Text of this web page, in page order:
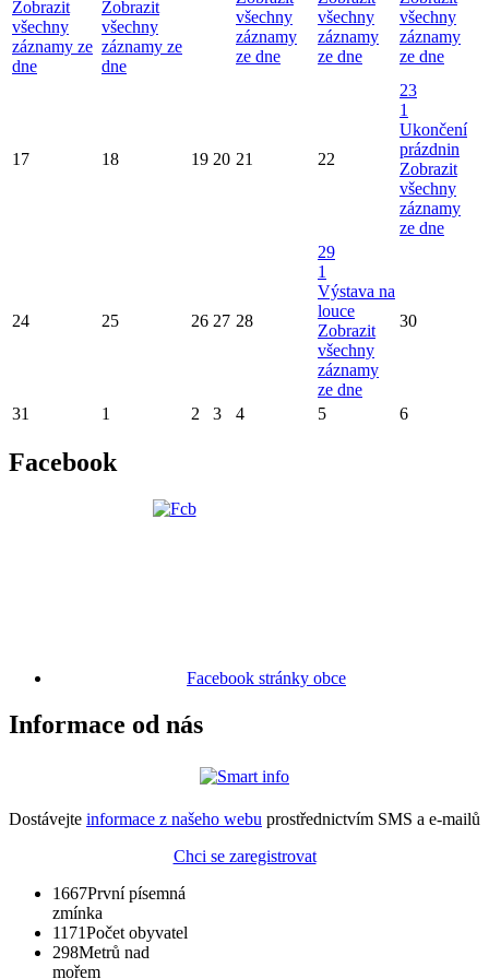
Zobrazit
všechny
záznamy ze
dne
Zobrazit
všechny
záznamy ze
dne
všechny
záznamy
ze dne
všechny
záznamy
ze dne
všechny
záznamy
ze dne
17 18 19 20 21 22
23
1
Ukončení
prázdnin
Zobrazit
všechny
záznamy
ze dne
24 25 26 27 28
29
1
Výstava na
louce
Zobrazit
všechny
záznamy
ze dne
30
31 1 2 3 4 5 6
Facebook
Facebook stránky obce
Informace od nás
Dostávejte informace z našeho webu prostřednictvím SMS a e-mailů
Chci se zaregistrovat
1667První písemná
zmínka
1171Počet obyvatel
298Metrů nad
mořem